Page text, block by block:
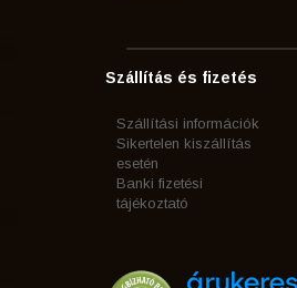
Szállítás és fizetés
Szállítási információk
Sikertelen kiszállítás
esetén
Banki fizetési
tájékoztató